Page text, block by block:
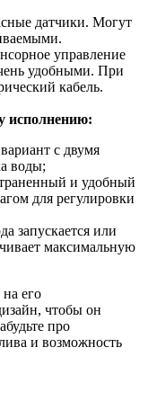
датчики. Могут
управление
удобными. При
кабель.
исполнению:
с двумя
воды;
и удобный
для регулировки
запускается или
максимальную
его
чтобы он
про
и возможность